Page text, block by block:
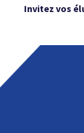
Invitez vos